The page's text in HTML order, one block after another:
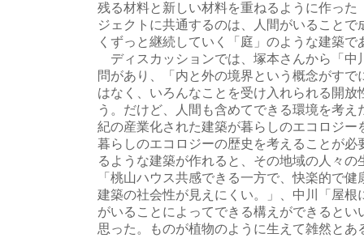
残る材料と新しい材料を重ねるように作っ
ジェクトに共通するのは、人間がいること
くずっと継続していく「庭」のような建築
ディスカッションでは、塚本さんから「中
問があり、「内と外の境界という概念がす
はなく、いろんなことを受け入れられる開
う。だけど、人間も含めてできる環境を考
紀の産業化された建築が暮らしのエコロジ
暮らしのエコロジーの歴史を考えることが
るような建築が作れると、その地域の人々
「桃山ハウス共感できる一方で、快楽的で
建築の社会性が見えにくい。」、中川「屋
がいることによってできる構えができると
思った。ものが植物のように生えて雑然と